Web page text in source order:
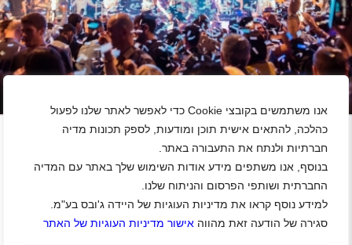
אנו משתמשים בקובצי Cookie כדי לאפשר לאתר שלנו לפעול
כהלכה, להתאים אישית תוכן ומודעות, לספק תכונות מדיה
חברתיות ולנתח את התעבורה באתר.
בנוסף, אנו משתפים מידע אודות השימוש שלך באתר עם המדיה
החברתית ושותפי הפרסום והניתוח שלנו.
למידע נוסף קראו את מדיניות העוגיות של היידה ג'ובס בע"מ.
סגירה של הודעה זאת מהווה אישור מדיניות העוגיות של האתר
+
NPR מגייסת עובדים/ות לקידום מכירות מותגי טבק
בת-ים |גבעתיים|הוד השרון|הרצליה|
פתח תקווה|ראש העין|ראשון לציון|רמת גן |תל אביב-יפו
סטודנטים |חיילים משוחררים|עבודה זמנית|מכירות |דיילות